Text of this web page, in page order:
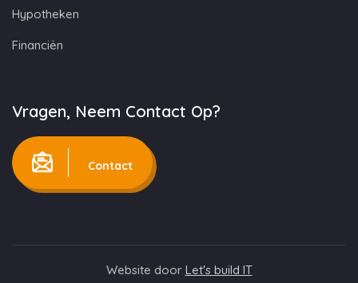
Hypotheken
Financiën
Vragen, Neem Contact Op?
Contact
Website door Let's build IT